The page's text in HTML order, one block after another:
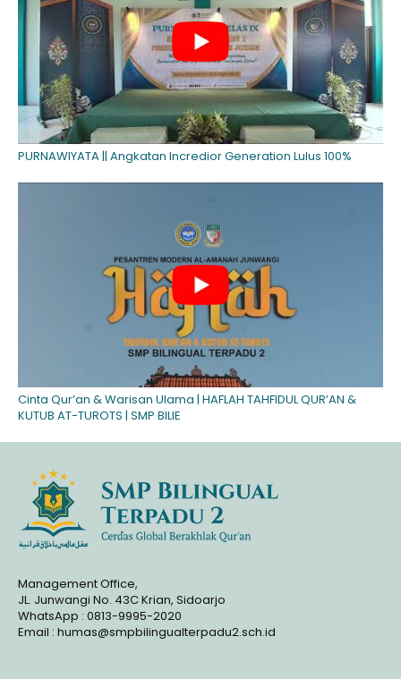
PURNAWIYATA || Angkatan Incredior Generation Lulus 100%
Cinta Qur’an & Warisan Ulama | HAFLAH TAHFIDUL QUR’AN &
KUTUB AT-TUROTS | SMP BILIE
Management Office,
JL. Junwangi No. 43C Krian, Sidoarjo
WhatsApp : 0813-9995-2020
Email : humas@smpbilingualterpadu2.sch.id